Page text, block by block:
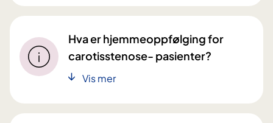
Hva er hjemmeoppfølging for
carotisstenose- pasienter?
Vis mer